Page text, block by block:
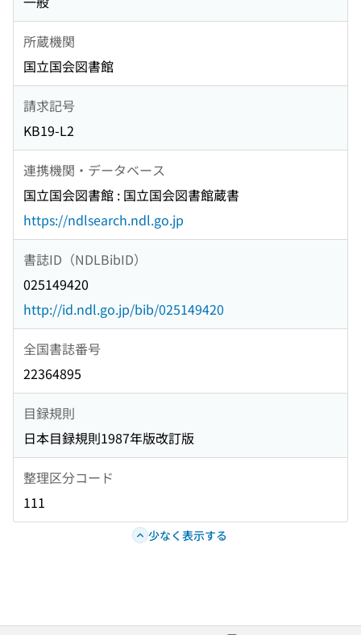
所蔵機関
国立国会図書館
請求記号
KB19-L2
連携機関・データベース
国立国会図書館 : 国立国会図書館蔵書
https://ndlsearch.ndl.go.jp
書誌ID（NDLBibID）
025149420
http://id.ndl.go.jp/bib/025149420
全国書誌番号
22364895
目録規則
日本目録規則1987年版改訂版
整理区分コード
111
少なく表示する